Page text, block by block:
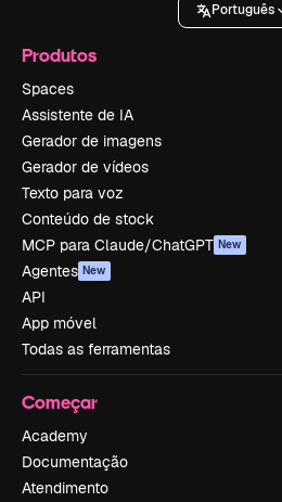
Português
Produtos
Spaces
Assistente de IA
Gerador de imagens
Gerador de vídeos
Texto para voz
Conteúdo de stock
MCP para Claude/ChatGPT New
Agentes New
API
App móvel
Todas as ferramentas
Começar
Academy
Documentação
Atendimento